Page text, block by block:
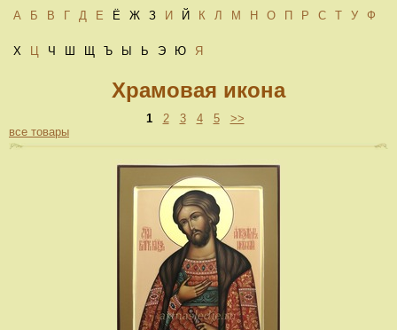
А
Б В Г Д Е Ё Ж З И Й К Л М Н О П Р С Т У Ф
Х Ц Ч Ш Щ Ъ Ы Ь Э Ю Я
Храмовая икона
1 2 3 4 5
>>
все товары